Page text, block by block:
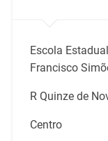
Escola
Francisco
R Quinze de
Centro